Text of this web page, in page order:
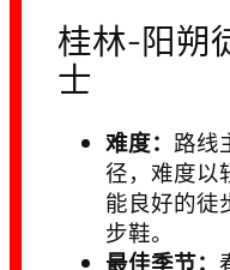
桂林-阳朔
士
难度： 路线
径，难度以
能良好的徒
步鞋。
最佳季节：